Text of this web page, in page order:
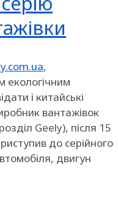
,
екологічним
і китайські
вантажівок
Geely), після 15
до серійного
двигун